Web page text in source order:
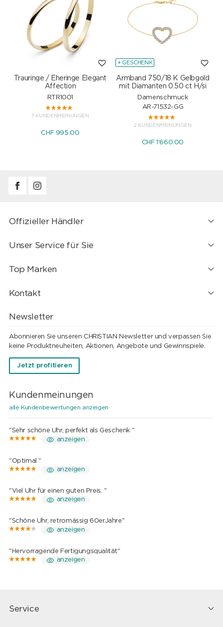
Trauringe / Eheringe Elegant
Affection
RTR1001
7 KUNDENMEINUNGEN
CHF 995.00
+ GESCHENK
Armband 750/18 K Gelbgold
mit Diamanten 0.50 ct H/si
Damenschmuck
AR-71532-GG
2 KUNDENMEINUNGEN
CHF 1'660.00
Offizieller Händler
Unser Service für Sie
Top Marken
Kontakt
Newsletter
Abonnieren Sie unseren CHRISTIAN Newsletter und verpassen Sie
keine Produktneuheiten, Aktionen, Angebote und Gewinnspiele.
Jetzt profitieren
Kundenmeinungen
alle Kundenbewertungen anzeigen
"Sehr schöne Uhr, perfekt als Geschenk "
anzeigen
"Optimal "
anzeigen
"Viel Uhr für einen guten Preis. "
anzeigen
"Schöne Uhr, retromässig 60erJahre"
anzeigen
"Hervorragende Fertigungsqualität"
anzeigen
Service